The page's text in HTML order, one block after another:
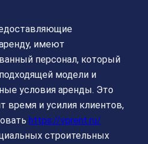
имеют
персонал, который
модели и
условия аренды. Это
время и усилия клиентов,
https://vprent.ru/
строительных